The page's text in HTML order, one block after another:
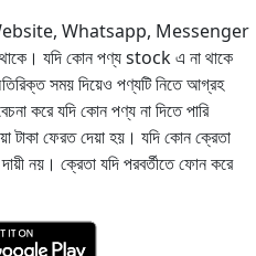
Website, Whatsapp, Messenger
যদি কোন পণ্য stock এ না থাকে
সময় দিয়েও পণ্যটি নিতে আগ্রহ
করে যদি কোন পণ্য না দিতে পারি
টাকা ফেরত দেয়া হয়। যদি কোন ক্রেতা
নয়। ক্রেতা যদি পরবর্তীতে ফোন করে